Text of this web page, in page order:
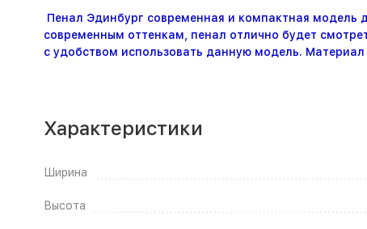
Пенал Эдинбург современная и компактная модель
современным оттенкам, пенал отлично будет
с удобством использовать данную модель.
Характеристики
Ширина
Высота